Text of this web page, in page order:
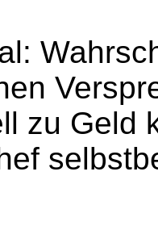
zu Geld